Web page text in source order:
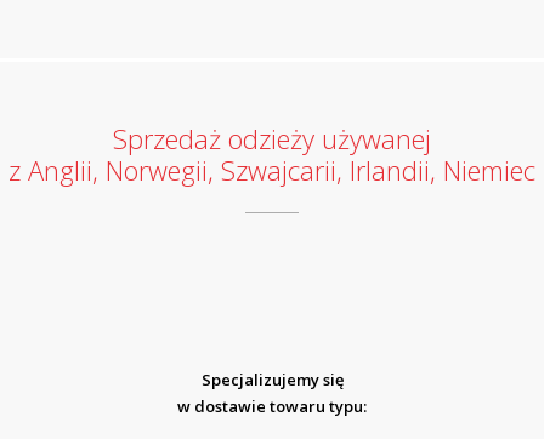
Sprzedaż odzieży używanej
z Anglii, Norwegii, Szwajcarii, Irlandii, Niemiec
Specjalizujemy się
w dostawie towaru typu: